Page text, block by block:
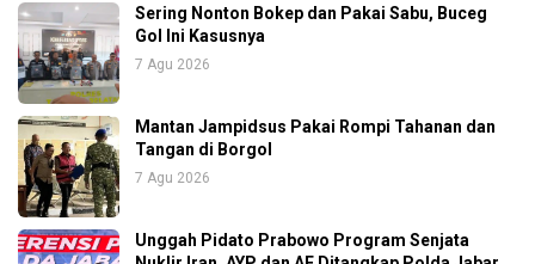
Sering Nonton Bokep dan Pakai Sabu, Buceg
Gol Ini Kasusnya
7 Agu 2026
Mantan Jampidsus Pakai Rompi Tahanan dan
Tangan di Borgol
7 Agu 2026
Unggah Pidato Prabowo Program Senjata